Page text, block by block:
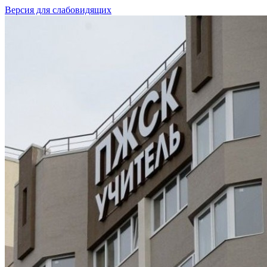
Версия для слабовидящих